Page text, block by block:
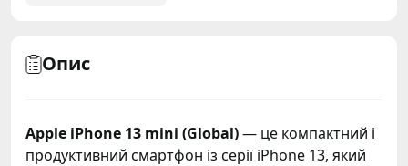
Опис
Apple iPhone 13 mini (Global)— це компактний і
продуктивний смартфон із серії iPhone 13, який